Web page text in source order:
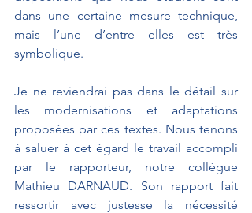
dans une certaine mesure technique,
mais l’une d’entre elles est très
symbolique.
Je ne reviendrai pas dans le détail sur
les modernisations et adaptations
proposées par ces textes. Nous tenons
à saluer à cet égard le travail accompli
par le rapporteur, notre collègue
Mathieu DARNAUD. Son rapport fait
ressortir avec justesse la nécessité